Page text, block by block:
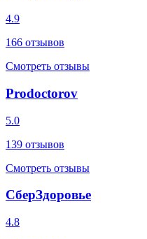
4.9
166 отзывов
Смотреть отзывы
Prodoctorov
5.0
139 отзывов
Смотреть отзывы
СберЗдоровье
4.8